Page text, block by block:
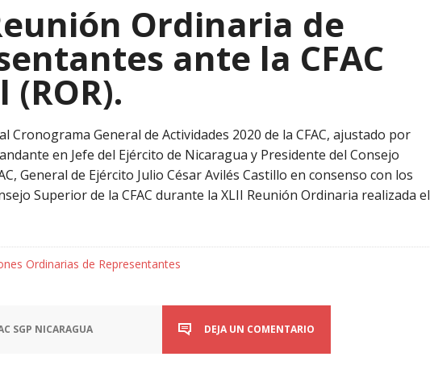
Ordinaria de
ante la CFAC
Cronograma General de Actividades 2020 de la CFAC, ajustado por
en Jefe del Ejército de Nicaragua y Presidente del Consejo
General de Ejército Julio César Avilés Castillo en consenso con los
Superior de la CFAC durante la XLII Reunión Ordinaria realizada el
Ordinarias de Representantes
SGP NICARAGUA DEJA UN COMENTARIO